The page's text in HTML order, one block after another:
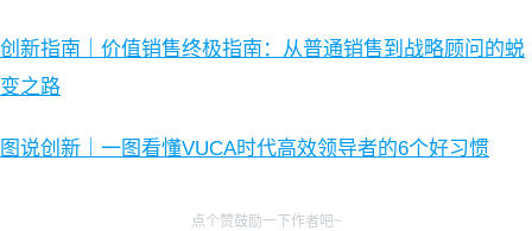
创新指南｜价值销售终极指南：从普通销售到战略顾问的蜕
变之路
图说创新｜一图看懂VUCA时代高效领导者的6个好习惯
点个赞鼓励一下作者吧~